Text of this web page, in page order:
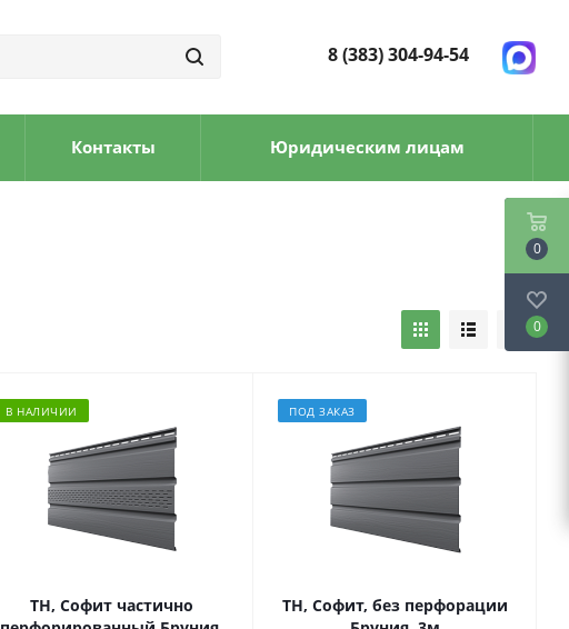
8 (383) 304-94-54
Контакты Юридическим лицам
В НАЛИЧИИ
ТН, Софит частично
ПОД ЗАКАЗ
ТН, Софит, без перфорации
0
0